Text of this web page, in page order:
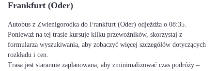
Frankfurt (Oder)
Autobus z Zwienigorodka do Frankfurt (Oder) odjeżdża o 08:35.
Ponieważ na tej trasie kursuje kilku przewoźników, skorzystaj z
formularza wyszukiwania, aby zobaczyć więcej szczegółów dotyczących
rozkładu i cen.
Trasa jest starannie zaplanowana, aby zminimalizować czas podróży –